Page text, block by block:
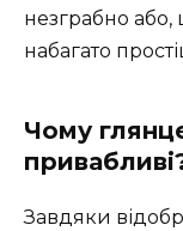
незграбно або,
набагато
Чому
Завдяки